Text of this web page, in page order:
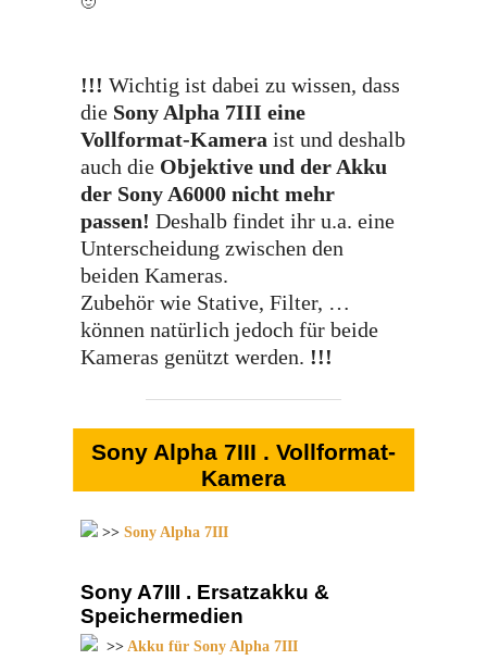
!!! Wichtig ist dabei zu wissen, dass
die Sony Alpha 7III eine
Vollformat-Kamera ist und deshalb
auch die Objektive und der Akku
der Sony A6000 nicht mehr
passen! Deshalb findet ihr u.a. eine
Unterscheidung zwischen den
beiden Kameras.
Zubehör wie Stative, Filter, …
können natürlich jedoch für beide
Kameras genützt werden. !!!
Sony Alpha 7III . Vollformat-
Kamera
>> Sony Alpha 7III
Sony A7III . Ersatzakku &
Speichermedien
>> Akku für Sony Alpha 7III